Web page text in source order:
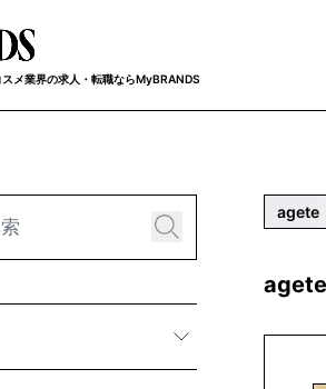
メ業界の求人・転職ならMyBRANDS
agete